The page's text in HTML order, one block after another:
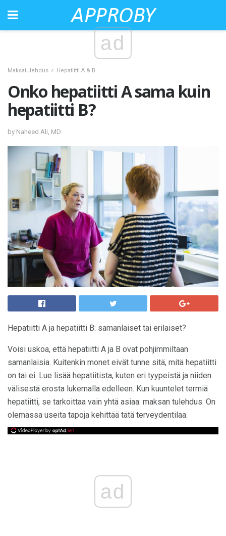
ad
Maksatulehdus Hepatiitti A & B
Onko hepatiitti A sama kuin
hepatiitti B?
by Naheed Ali, MD
Hepatiitti A ja hepatiitti B: samanlaiset tai erilaiset?
Voisi uskoa, että hepatiitti A ja B ovat pohjimmiltaan
samanlaisia. Kuitenkin monet eivät tunne sitä, mitä hepatiitti
on tai ei. Lue lisää hepatiitista, kuten eri tyypeistä ja niiden
välisestä erosta lukemalla edelleen. Kun kuuntelet termiä
hepatiitti, se tarkoittaa vain yhtä asiaa: maksan tulehdus. On
olemassa useita tapoja kehittää tätä terveydentilaa.
ad